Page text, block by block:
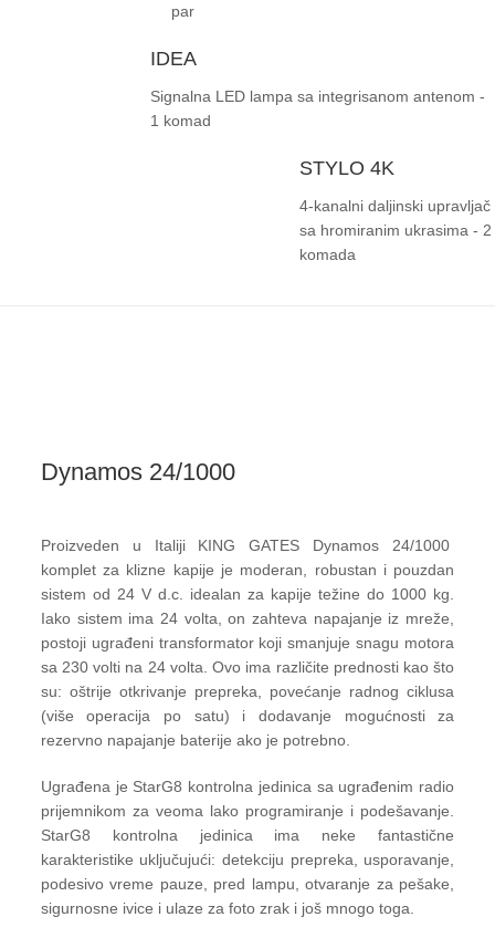
par
IDEA
Signalna LED lampa sa integrisanom antenom -
1 komad
STYLO 4K
4-kanalni daljinski upravljač
sa hromiranim ukrasima - 2
komada
Dynamos 24/1000
Proizveden u Italiji KING GATES Dynamos 24/1000
komplet za klizne kapije je moderan, robustan i pouzdan
sistem od 24 V d.c. idealan za kapije težine do 1000 kg.
Iako sistem ima 24 volta, on zahteva napajanje iz mreže,
postoji ugrađeni transformator koji smanjuje snagu motora
sa 230 volti na 24 volta. Ovo ima različite prednosti kao što
su: oštrije otkrivanje prepreka, povećanje radnog ciklusa
(više operacija po satu) i dodavanje mogućnosti za
rezervno napajanje baterije ako je potrebno.
Ugrađena je StarG8 kontrolna jedinica sa ugrađenim radio
prijemnikom za veoma lako programiranje i podešavanje.
StarG8 kontrolna jedinica ima neke fantastične
karakteristike uključujući: detekciju prepreka, usporavanje,
podesivo vreme pauze, pred lampu, otvaranje za pešake,
sigurnosne ivice i ulaze za foto zrak i još mnogo toga.